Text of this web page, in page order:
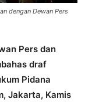
dengan Dewan Pers
Pers dan
draf
Pidana
Jakarta, Kamis